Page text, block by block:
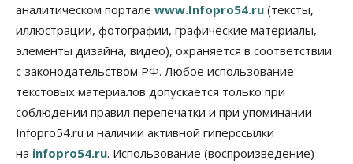
Власть
Школы, библиотеки, пешеходные тротуары:
депутаты Госдумы контролируют работы на
социальных объектах
07 Августа 2026, 12:35
Синоптики рассказали о погоде в Новосибирске
на выходных
07 Августа 2026, 12:00
аналитическом портале www.Infopro54.ru (тексты,
иллюстрации, фотографии, графические материалы,
элементы дизайна, видео), охраняется в соответствии
с законодательством РФ. Любое использование
текстовых материалов допускается только при
соблюдении правил перепечатки и при упоминании
Infopro54.ru и наличии активной гиперссылки
на infopro54.ru. Использование (воспроизведение)